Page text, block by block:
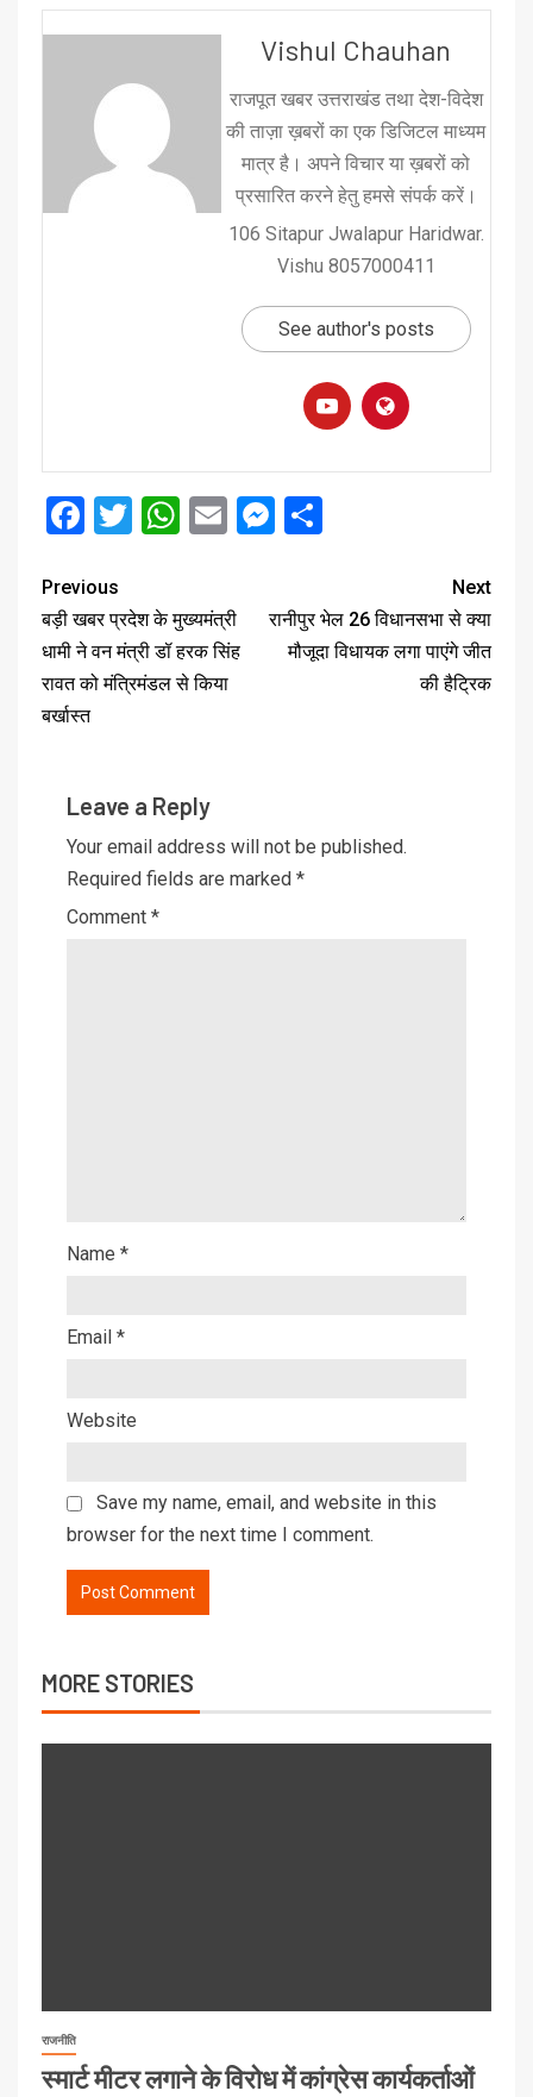
Vishul Chauhan
राजपूत खबर उत्तराखंड तथा देश-विदेश
की ताज़ा ख़बरों का एक डिजिटल माध्यम
मात्र है। अपने विचार या ख़बरों को
प्रसारित करने हेतु हमसे संपर्क करें।
106 Sitapur Jwalapur Haridwar.
Vishu 8057000411
See author's posts
Facebook
Twitter
WhatsApp
EmailMessenger
Previous
बड़ी खबर प्रदेश के मुख्यमंत्री
धामी ने वन मंत्री डॉ हरक सिंह
रावत को मंत्रिमंडल से किया
बर्खास्त
Next
रानीपुर भेल 26 विधानसभा से क्या
मौजूदा विधायक लगा पाएंगे जीत
की हैट्रिक
Leave a Reply
Your email address will not be published.
Required fields are marked *
Comment *
Name *
Email *
Website
Save my name, email, and website in this
browser for the next time I comment.
MORE STORIES
राजनीति
स्मार्ट मीटर लगाने के विरोध में कांग्रेस कार्यकर्ताओं